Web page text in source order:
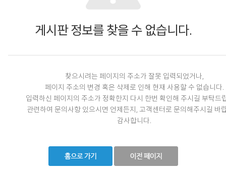
게시판 정보를 찾을 수 없습니다.
찾으시려는 페이지의 주소가 잘못 입력되었거나,
페이지 주소의 변경 혹은 삭제로 인해 현재 사용할 수 없습니다.
입력하신 페이지의 주소가 정확한지 다시 한번 확인해 주시길 부탁드
관련하여 문의사항 있으시면 언제든지, 고객센터로 문의해주시길 바
감사합니다.